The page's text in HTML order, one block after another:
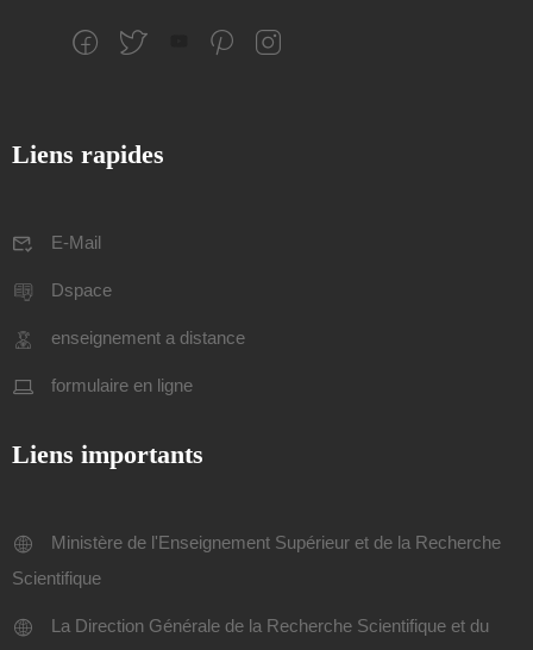
Liens rapides
E-Mail
Dspace
enseignement a distance
formulaire en ligne
Liens importants
Ministère de l'Enseignement Supérieur et de la Recherche
Scientifique
La Direction Générale de la Recherche Scientifique et du